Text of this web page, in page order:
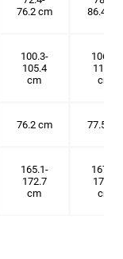
76.2 cm
86.4 cm
100.3-
105.4
cm
106.7-
114.3
cm
76.2 cm 77.5 cm
165.1-
172.7
cm
167.6-
175.3
cm